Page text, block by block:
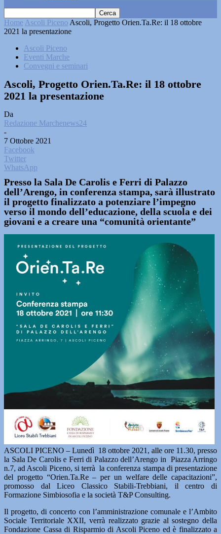
Home Ascoli Piceno Ascoli, Progetto Orien.Ta.Re: il 18 ottobre
2021 la presentazione
Ascoli Piceno
Eventi Marche
Convegni e seminari
Ascoli, Progetto Orien.Ta.Re: il 18 ottobre
2021 la presentazione
Da
Redazione Marchenews24
-
7 Ottobre 2021
Facebook
Twitter
WhatsApp
Presso la Sala De Carolis e Ferri di Palazzo
dell’Arengo, in conferenza stampa, sarà illustrato
il progetto finalizzato a potenziare l’impegno
verso il mondo dell’educazione, della scuola e dei
giovani e a creare una “comunità orientante”
ASCOLI PICENO – Lunedì 18 ottobre 2021, alle ore 11.30, presso
la Sala De Carolis e Ferri di Palazzo dell’Arengo in Piazza Arringo
n.7, ad Ascoli Piceno, si terrà la conferenza stampa di presentazione
del progetto “Orien.Ta.Re – per un welfare delle capacitazioni”,
promosso dal Liceo Classico Stabili-Trebbiani, il centro di
Formazione Simbiosofia e la società T&P Consulting.
Il progetto, di concerto con l’amministrazione comunale e l’Ambito
Sociale Territoriale XXII, verrà realizzato grazie al sostegno della
Fondazione Cassa di Risparmio di Ascoli Piceno ed è finalizzato a